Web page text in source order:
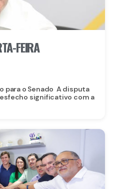
FEIRA
para o Senado A disputa
significativo com a